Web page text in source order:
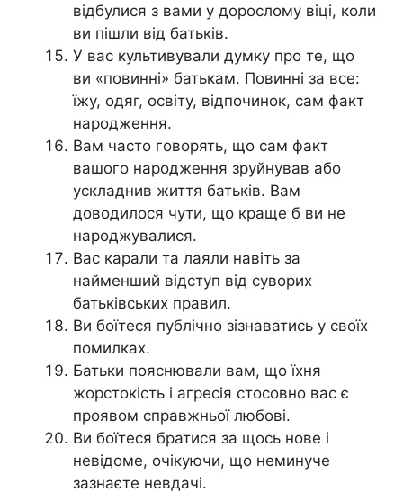
відбулися з вами у дорослому віці, коли
ви пішли від батьків.
У вас культивували думку про те, що
ви «повинні» батькам. Повинні за все:
їжу, одяг, освіту, відпочинок, сам факт
народження.
Вам часто говорять, що сам факт
вашого народження зруйнував або
ускладнив життя батьків. Вам
доводилося чути, що краще б ви не
народжувалися.
Вас карали та лаяли навіть за
найменший відступ від суворих
батьківських правил.
Ви боїтеся публічно зізнаватись у своїх
помилках.
Батьки пояснювали вам, що їхня
жорстокість і агресія стосовно вас є
проявом справжньої любові.
Ви боїтеся братися за щось нове і
невідоме, очікуючи, що неминуче
зазнаєте невдачі.